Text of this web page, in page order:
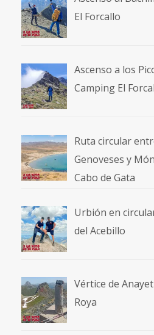
El Forcallo
Ascenso a los
Camping El
Ruta circular
Genoveses y
Cabo de Gata
Urbión en
del Acebillo
Vértice de
Roya